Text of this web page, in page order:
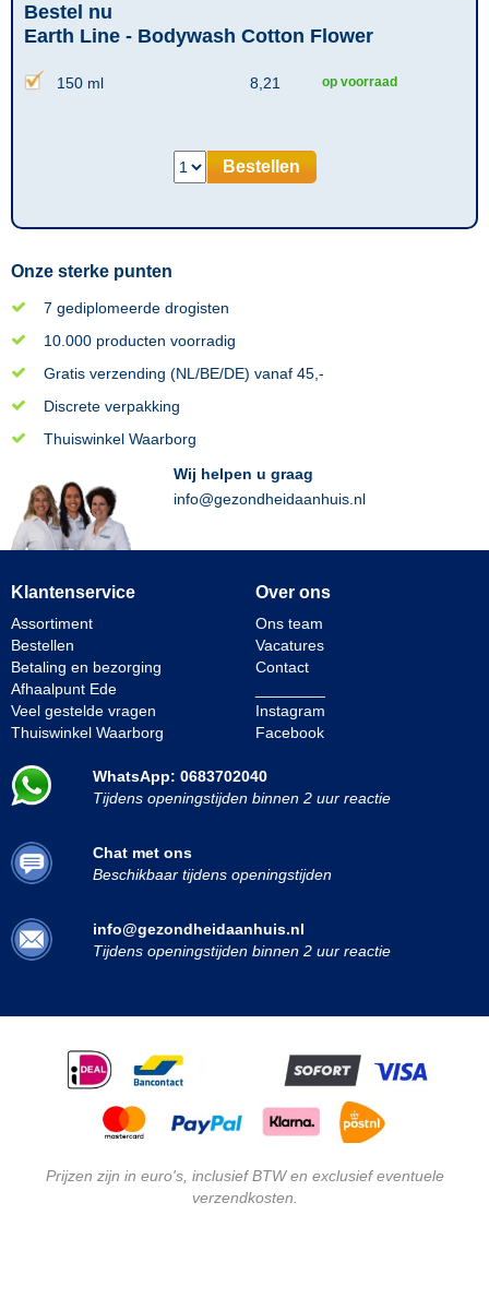
Bestel nu
Earth Line - Bodywash Cotton Flower
150 ml 8,21 op voorraad
Bestellen
Onze sterke punten
7 gediplomeerde drogisten
10.000 producten voorradig
Gratis verzending (NL/BE/DE) vanaf 45,-
Discrete verpakking
Thuiswinkel Waarborg
Wij helpen u graag
info@gezondheidaanhuis.nl
Klantenservice
Assortiment
Bestellen
Betaling en bezorging
Afhaalpunt Ede
Veel gestelde vragen
Thuiswinkel Waarborg
Over ons
Ons team
Vacatures
Contact
Instagram
Facebook
WhatsApp: 0683702040
Tijdens openingstijden binnen 2 uur reactie
Chat met ons
Beschikbaar tijdens openingstijden
info@gezondheidaanhuis.nl
Tijdens openingstijden binnen 2 uur reactie
Prijzen zijn in euro's, inclusief BTW en exclusief eventuele
verzendkosten.